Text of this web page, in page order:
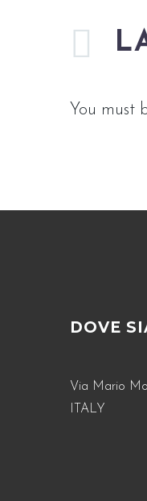
You must
DOVE
Via Mario
ITALY